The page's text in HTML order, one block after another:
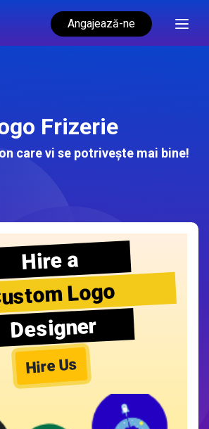
Angajează-ne
Frizerie
care vi se potrivește mai bine!
Hire a
Logo
Designer
Hire Us